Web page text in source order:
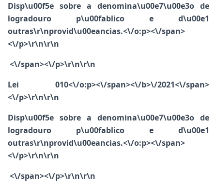
Disp\u00f5e sobre a denomina\u00e7\u00e3o de
logradouro p\u00fablico e d\u00e1
outras\r\nprovid\u00eancias.<\/o:p><\/span>
<\/p>\r\n\r\n
<\/span><\/p>\r\n\r\n
Lei 010<\/o:p><\/span><\/b>\/2021<\/span>
<\/p>\r\n\r\n
Disp\u00f5e sobre a denomina\u00e7\u00e3o de
logradouro p\u00fablico e d\u00e1
outras\r\nprovid\u00eancias.<\/o:p><\/span>
<\/p>\r\n\r\n
<\/span><\/p>\r\n\r\n